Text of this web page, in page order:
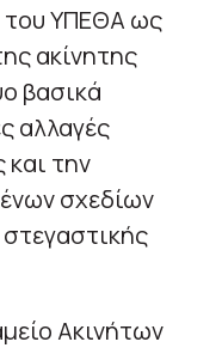
του ΥΠΕΘΑ ως
ακίνητης
βασικά
αλλαγές
και την
σχεδίων
Ακινήτων